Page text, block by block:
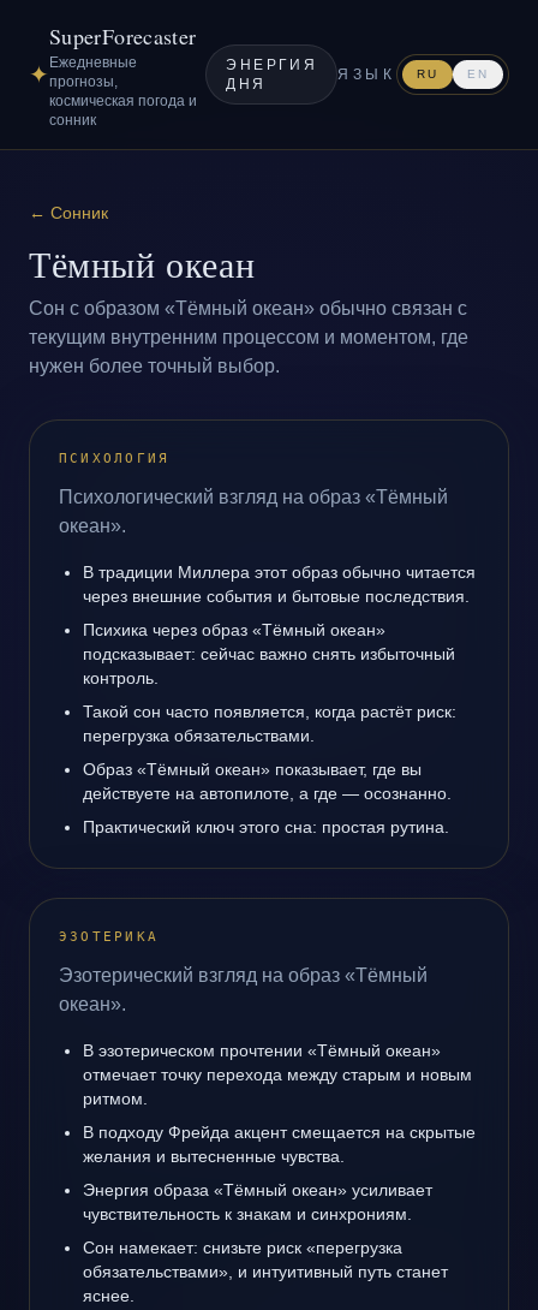
✦
SuperForecaster
Ежедневные
прогнозы,
космическая погода и
сонник
ЭНЕРГИЯ
ДНЯ
ЯЗЫК RU EN
← Сонник
Тёмный океан
Сон с образом «Тёмный океан» обычно связан с
текущим внутренним процессом и моментом, где
нужен более точный выбор.
ПСИХОЛОГИЯ
Психологический взгляд на образ «Тёмный
океан».
В традиции Миллера этот образ обычно читается
через внешние события и бытовые последствия.
Психика через образ «Тёмный океан»
подсказывает: сейчас важно снять избыточный
контроль.
Такой сон часто появляется, когда растёт риск:
перегрузка обязательствами.
Образ «Тёмный океан» показывает, где вы
действуете на автопилоте, а где — осознанно.
Практический ключ этого сна: простая рутина.
ЭЗОТЕРИКА
Эзотерический взгляд на образ «Тёмный
океан».
В эзотерическом прочтении «Тёмный океан»
отмечает точку перехода между старым и новым
ритмом.
В подходу Фрейда акцент смещается на скрытые
желания и вытесненные чувства.
Энергия образа «Тёмный океан» усиливает
чувствительность к знакам и синхрониям.
Сон намекает: снизьте риск «перегрузка
обязательствами», и интуитивный путь станет
яснее.